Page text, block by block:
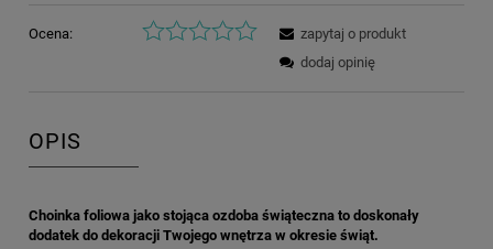
Ocena:
zapytaj o produkt
dodaj opinię
OPIS
Choinka foliowa jako stojąca ozdoba świąteczna to doskonały
dodatek do dekoracji Twojego wnętrza w okresie świąt.